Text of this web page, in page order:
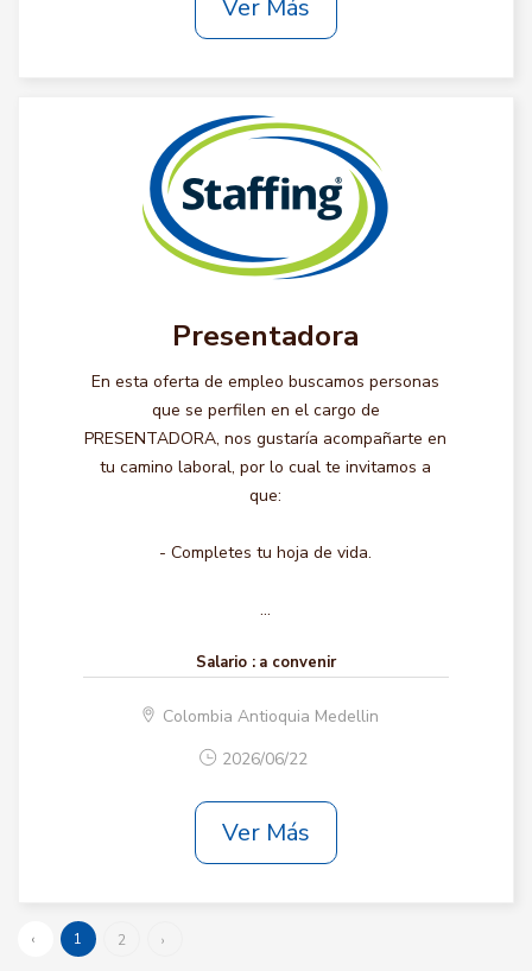
Ver Más
Presentadora
En esta oferta de empleo buscamos personas
que se perfilen en el cargo de
PRESENTADORA, nos gustaría acompañarte en
tu camino laboral, por lo cual te invitamos a
que:
- Completes tu hoja de vida.
...
Salario : a convenir
Colombia Antioquia Medellin
2026/06/22
Ver Más
‹ 1 2 ›